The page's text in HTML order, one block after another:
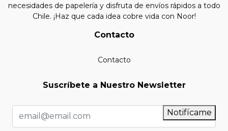
necesidades de papelería y disfruta de envíos rápidos a todo
Chile. ¡Haz que cada idea cobre vida con Noor!
Contacto
Contacto
Suscríbete a Nuestro Newsletter
Notifícame